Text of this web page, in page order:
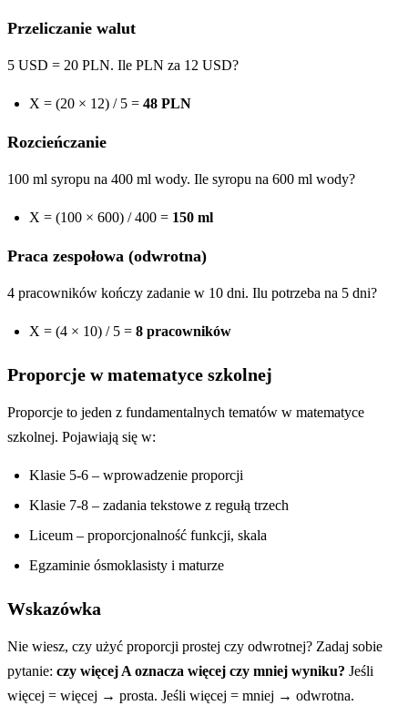
Przeliczanie walut
5 USD = 20 PLN. Ile PLN za 12 USD?
X = (20 × 12) / 5 = 48 PLN
Rozcieńczanie
100 ml syropu na 400 ml wody. Ile syropu na 600 ml wody?
X = (100 × 600) / 400 = 150 ml
Praca zespołowa (odwrotna)
4 pracowników kończy zadanie w 10 dni. Ilu potrzeba na 5 dni?
X = (4 × 10) / 5 = 8 pracowników
Proporcje w matematyce szkolnej
Proporcje to jeden z fundamentalnych tematów w matematyce
szkolnej. Pojawiają się w:
Klasie 5-6 – wprowadzenie proporcji
Klasie 7-8 – zadania tekstowe z regułą trzech
Liceum – proporcjonalność funkcji, skala
Egzaminie ósmoklasisty i maturze
Wskazówka
Nie wiesz, czy użyć proporcji prostej czy odwrotnej? Zadaj sobie
pytanie: czy więcej A oznacza więcej czy mniej wyniku? Jeśli
więcej = więcej → prosta. Jeśli więcej = mniej → odwrotna.